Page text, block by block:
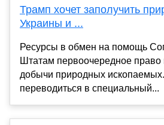
Трамп хочет заполучить
Украины и ...
Ресурсы в обмен на помощь
Штатам первоочередное право
добычи природных
переводиться в специальный...